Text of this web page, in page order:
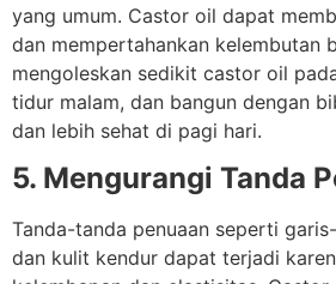
yang umum. Castor oil dapat
dan mempertahankan kelembutan
mengoleskan sedikit castor oil
tidur malam, dan bangun dengan
dan lebih sehat di pagi hari.
5. Mengurangi Tanda
Tanda-tanda penuaan seperti
dan kulit kendur dapat terjadi